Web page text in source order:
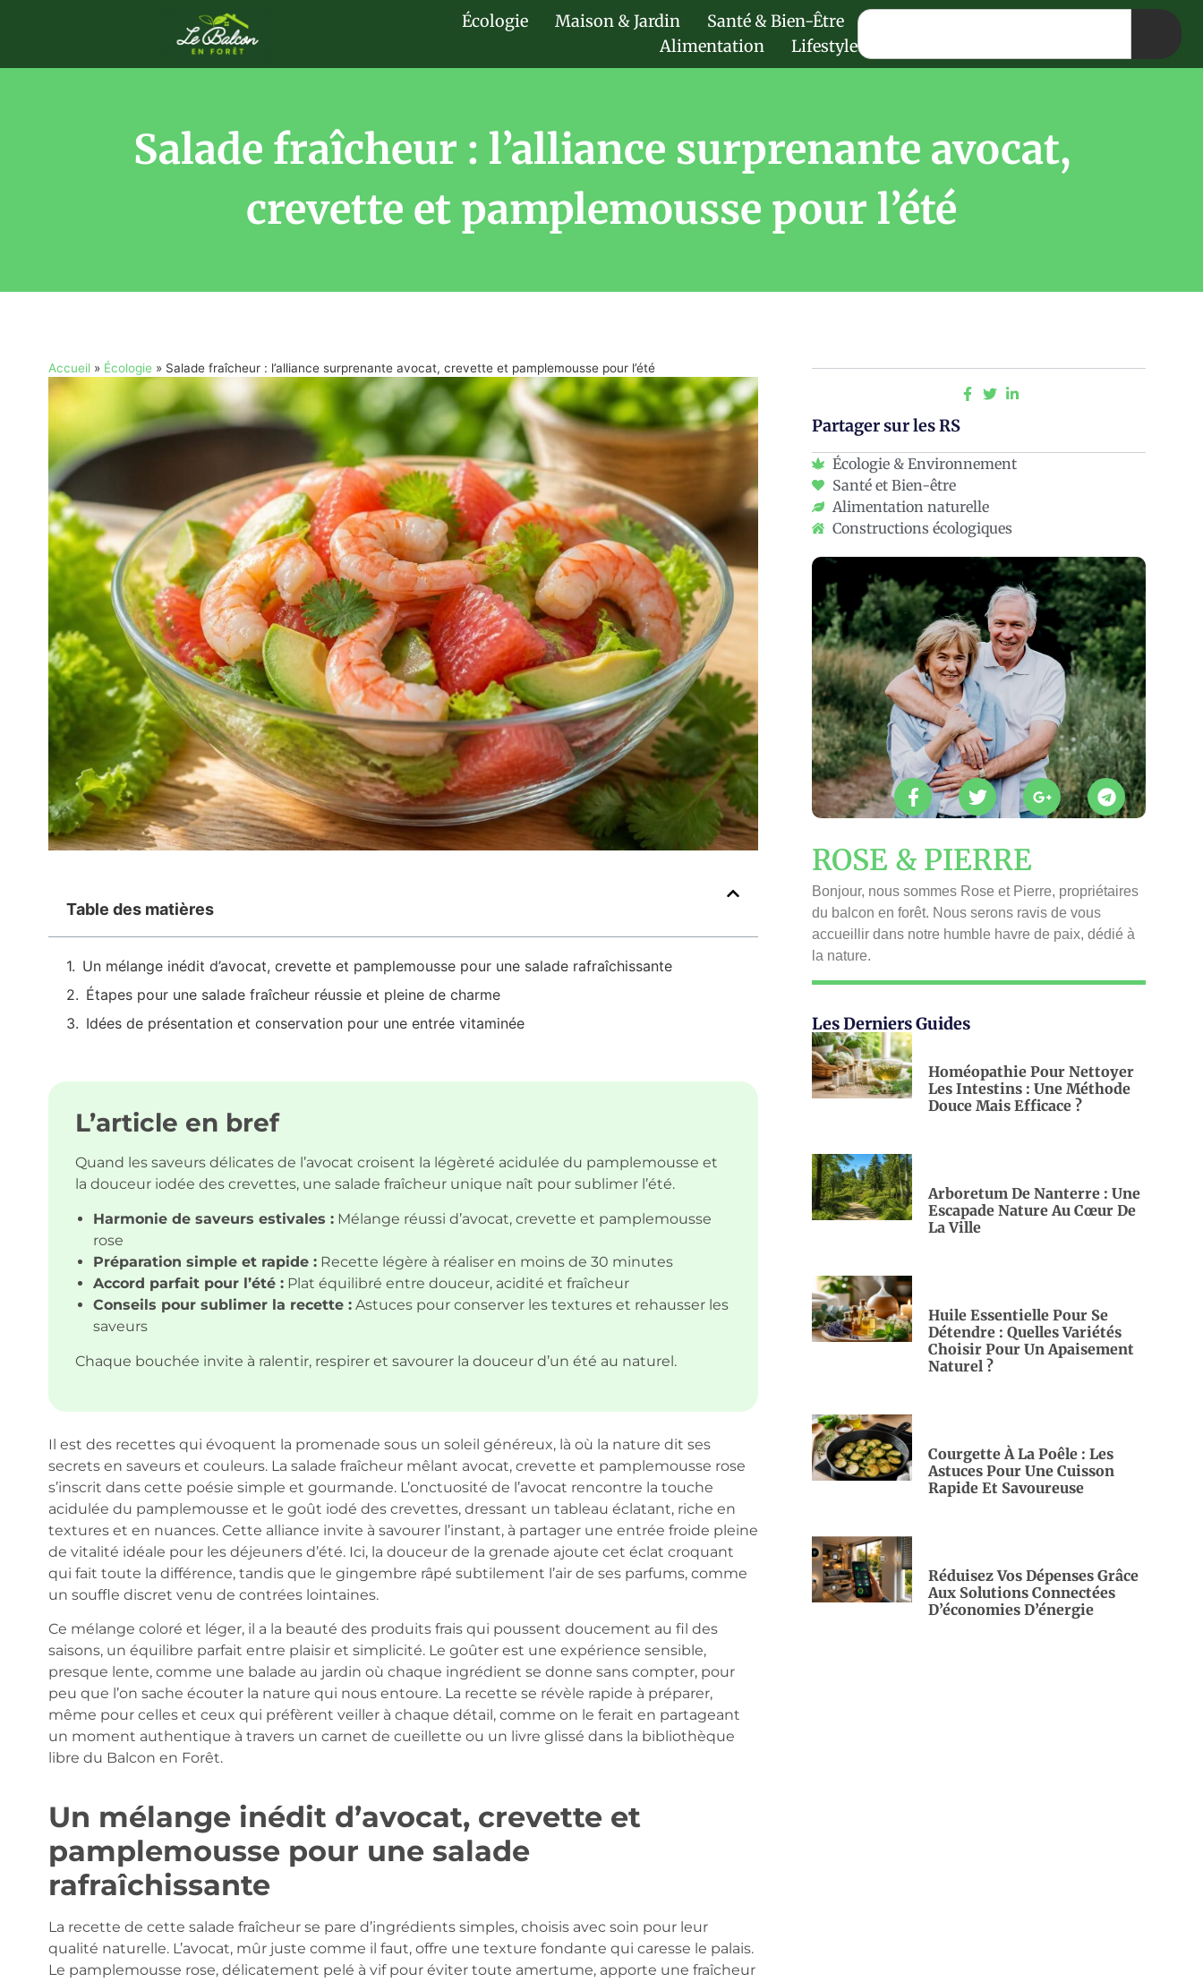
Écologie Maison & Jardin
Santé & Bien-Être
Alimentation
Lifestyle
Salade fraîcheur : l’alliance surprenante avocat,
crevette et pamplemousse pour l’été
Accueil» Écologie » Salade fraîcheur : l’alliance surprenante avocat, crevette et pamplemousse pour l’été
Table des matières
Un mélange inédit d’avocat, crevette et pamplemousse pour une salade rafraîchissante
Étapes pour une salade fraîcheur réussie et pleine de charme
Idées de présentation et conservation pour une entrée vitaminée
L’article en bref
Quand les saveurs délicates de l’avocat croisent la légèreté acidulée du pamplemousse et
la douceur iodée des crevettes, une salade fraîcheur unique naît pour sublimer l’été.
Harmonie de saveurs estivales :Mélange réussi d’avocat, crevette et pamplemousse
rose
Préparation simple et rapide :Recette légère à réaliser en moins de 30 minutes
Accord parfait pour l’été :Plat équilibré entre douceur, acidité et fraîcheur
Conseils pour sublimer la recette :Astuces pour conserver les textures et rehausser les
saveurs
Chaque bouchée invite à ralentir, respirer et savourer la douceur d’un été au naturel.
Il est des recettes qui évoquent la promenade sous un soleil généreux, là où la nature dit ses
secrets en saveurs et couleurs. La salade fraîcheur mêlant avocat, crevette et pamplemousse rose
s’inscrit dans cette poésie simple et gourmande. L’onctuosité de l’avocat rencontre la touche
acidulée du pamplemousse et le goût iodé des crevettes, dressant un tableau éclatant, riche en
textures et en nuances. Cette alliance invite à savourer l’instant, à partager une entrée froide pleine
de vitalité idéale pour les déjeuners d’été. Ici, la douceur de la grenade ajoute cet éclat croquant
qui fait toute la différence, tandis que le gingembre râpé subtilement l’air de ses parfums, comme
un souffle discret venu de contrées lointaines.
Ce mélange coloré et léger, il a la beauté des produits frais qui poussent doucement au fil des
saisons, un équilibre parfait entre plaisir et simplicité. Le goûter est une expérience sensible,
presque lente, comme une balade au jardin où chaque ingrédient se donne sans compter, pour
peu que l’on sache écouter la nature qui nous entoure. La recette se révèle rapide à préparer,
même pour celles et ceux qui préfèrent veiller à chaque détail, comme on le ferait en partageant
un moment authentique à travers un carnet de cueillette ou un livre glissé dans la bibliothèque
libre du Balcon en Forêt.
Un mélange inédit d’avocat, crevette et
pamplemousse pour une salade
rafraîchissante
La recette de cette salade fraîcheur se pare d’ingrédients simples, choisis avec soin pour leur
qualité naturelle. L’avocat, mûr juste comme il faut, offre une texture fondante qui caresse le palais.
Le pamplemousse rose, délicatement pelé à vif pour éviter toute amertume, apporte une fraîcheur
Partager sur les RS
Écologie & Environnement
Santé et Bien-être
Alimentation naturelle
Constructions écologiques
ROSE & PIERRE
Bonjour, nous sommes Rose et Pierre, propriétaires
du balcon en forêt. Nous serons ravis de vous
accueillir dans notre humble havre de paix, dédié à
la nature.
Les Derniers Guides
Homéopathie Pour Nettoyer
Les Intestins : Une Méthode
Douce Mais Efficace ?
Arboretum De Nanterre : Une
Escapade Nature Au Cœur De
La Ville
Huile Essentielle Pour Se
Détendre : Quelles Variétés
Choisir Pour Un Apaisement
Naturel ?
Courgette À La Poêle : Les
Astuces Pour Une Cuisson
Rapide Et Savoureuse
Réduisez Vos Dépenses Grâce
Aux Solutions Connectées
D’économies D’énergie